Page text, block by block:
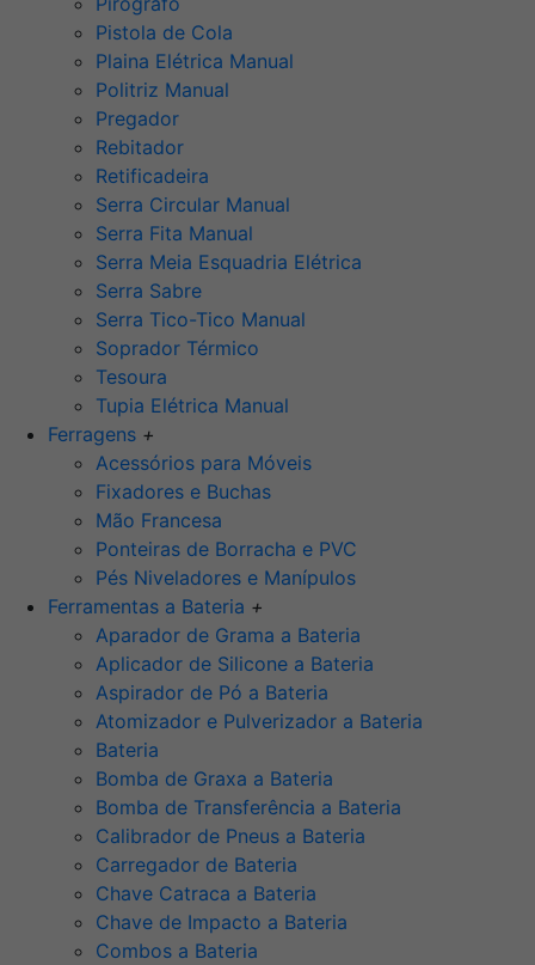
Pistola de Cola
Plaina Elétrica Manual
Politriz Manual
Pregador
Rebitador
Retificadeira
Serra Circular Manual
Serra Fita Manual
Serra Meia Esquadria Elétrica
Serra Sabre
Serra Tico-Tico Manual
Soprador Térmico
Tesoura
Tupia Elétrica Manual
Ferragens +
Acessórios para Móveis
Fixadores e Buchas
Mão Francesa
Ponteiras de Borracha e PVC
Pés Niveladores e Manípulos
Ferramentas a Bateria +
Aparador de Grama a Bateria
Aplicador de Silicone a Bateria
Aspirador de Pó a Bateria
Atomizador e Pulverizador a Bateria
Bateria
Bomba de Graxa a Bateria
Bomba de Transferência a Bateria
Calibrador de Pneus a Bateria
Carregador de Bateria
Chave Catraca a Bateria
Chave de Impacto a Bateria
Combos a Bateria